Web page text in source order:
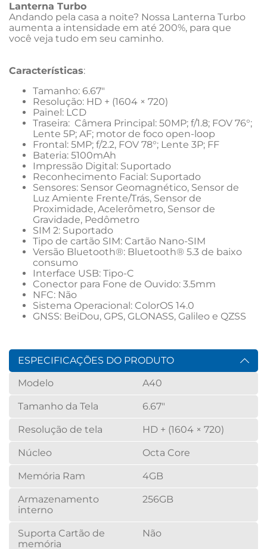
Lanterna Turbo
Andando pela casa a noite? Nossa Lanterna Turbo
aumenta a intensidade em até 200%, para que
você veja tudo em seu caminho.
Características:
Tamanho: 6.67"
Resolução: HD + (1604 × 720)
Painel: LCD
Traseira:  Câmera Principal: 50MP; f/1.8; FOV 76°;
Lente 5P; AF; motor de foco open-loop
Frontal: 5MP; f/2.2, FOV 78°; Lente 3P; FF
Bateria: 5100mAh
Impressão Digital: Suportado
Reconhecimento Facial: Suportado
Sensores: Sensor Geomagnético, Sensor de
Luz Amiente Frente/Trás, Sensor de
Proximidade, Acelerômetro, Sensor de
Gravidade, Pedômetro
SIM 2: Suportado
Tipo de cartão SIM: Cartão Nano-SIM
Versão Bluetooth®: Bluetooth® 5.3 de baixo
consumo
Interface USB: Tipo-C
Conector para Fone de Ouvido: 3.5mm
NFC: Não
Sistema Operacional: ColorOS 14.0
GNSS: BeiDou, GPS, GLONASS, Galileo e QZSS
ESPECIFICAÇÕES DO PRODUTO
Modelo
A40
Tamanho da Tela 6.67"
Resolução de tela HD + (1604 × 720)
Núcleo Octa Core
Memória Ram 4GB
Armazenamento
interno
256GB
Suporta Cartão de
memória
Não